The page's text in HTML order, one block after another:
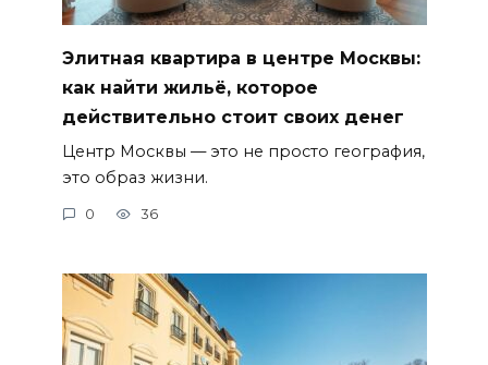
Элитная квартира в центре Москвы:
как найти жильё, которое
действительно стоит своих денег
Центр Москвы — это не просто география,
это образ жизни.
0 36